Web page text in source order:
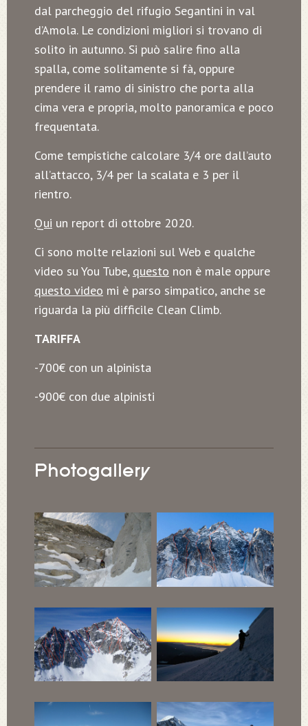
dal parcheggio del rifugio Segantini in val
d’Amola. Le condizioni migliori si trovano di
solito in autunno. Si può salire fino alla
spalla, come solitamente si fà, oppure
prendere il ramo di sinistro che porta alla
cima vera e propria, molto panoramica e poco
frequentata.
Come tempistiche calcolare 3/4 ore dall’auto
all’attacco, 3/4 per la scalata e 3 per il
rientro.
Qui un report di ottobre 2020.
Ci sono molte relazioni sul Web e qualche
video su You Tube, questo non è male oppure
questo video mi è parso simpatico, anche se
riguarda la più difficile Clean Climb.
TARIFFA
-700€ con un alpinista
-900€ con due alpinisti
Photogallery